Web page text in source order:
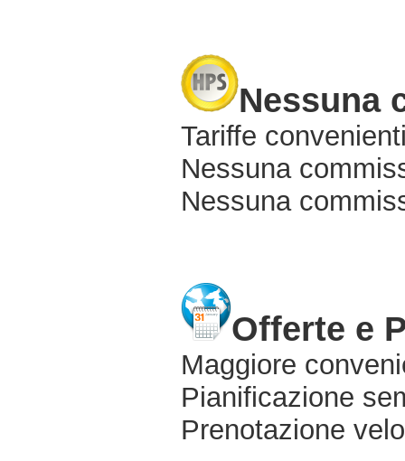
Nessuna
Tariffe
Nessuna
Nessuna
Offerte e
Maggiore
Pianificazione
Prenotazione